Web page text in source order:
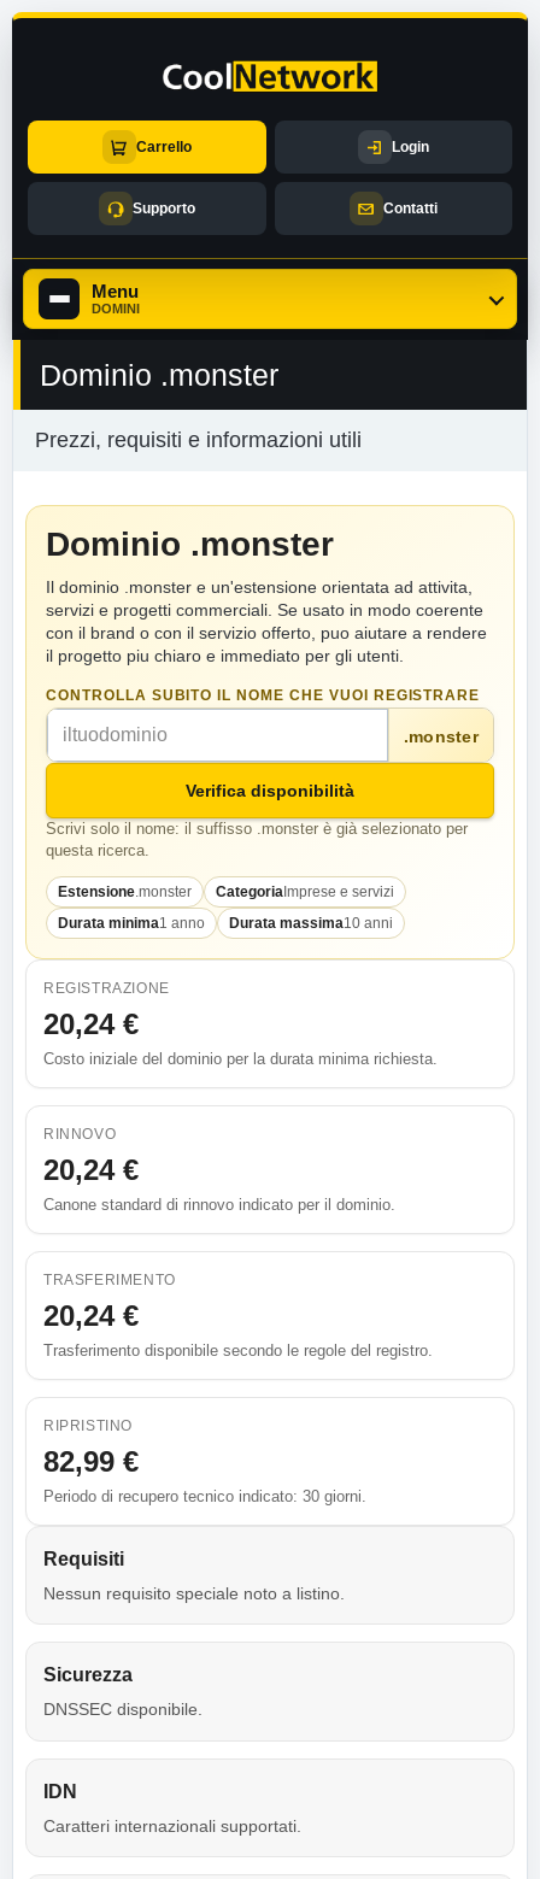
Carrello Login
Supporto Contatti
Menu
DOMINI
Dominio .monster
Prezzi, requisiti e informazioni utili
Dominio .monster
Il dominio .monster e un'estensione orientata ad attivita,
servizi e progetti commerciali. Se usato in modo coerente
con il brand o con il servizio offerto, puo aiutare a rendere
il progetto piu chiaro e immediato per gli utenti.
CONTROLLA SUBITO IL NOME CHE VUOI REGISTRARE
.monster
Verifica disponibilità
Scrivi solo il nome: il suffisso .monster è già selezionato per
questa ricerca.
Estensione.monster Categoria Imprese e servizi
Durata minima1 anno Durata massima10 anni
REGISTRAZIONE
20,24 €
Costo iniziale del dominio per la durata minima richiesta.
RINNOVO
20,24 €
Canone standard di rinnovo indicato per il dominio.
TRASFERIMENTO
20,24 €
Trasferimento disponibile secondo le regole del registro.
RIPRISTINO
82,99 €
Periodo di recupero tecnico indicato: 30 giorni.
Requisiti
Nessun requisito speciale noto a listino.
Sicurezza
DNSSEC disponibile.
IDN
Caratteri internazionali supportati.